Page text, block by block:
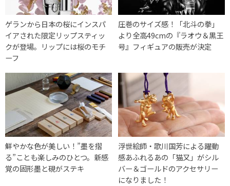
ゲランから日本の桜にインスパ
イアされた限定リップスティッ
クが登場。リップには桜のモチ
ーフ
圧巻のサイズ感！「北斗の拳」
より全高49cmの『ラオウ＆黒王
号』フィギュアの販売が決定
鮮やかな色が美しい！”墨を摺
る”ことも楽しみのひとつ。新感
覚の固形墨と硯がステキ
浮世絵師・歌川国芳による躍動
感あふれるあの「猫又」がシル
バー＆ゴールドのアクセサリー
になりました！